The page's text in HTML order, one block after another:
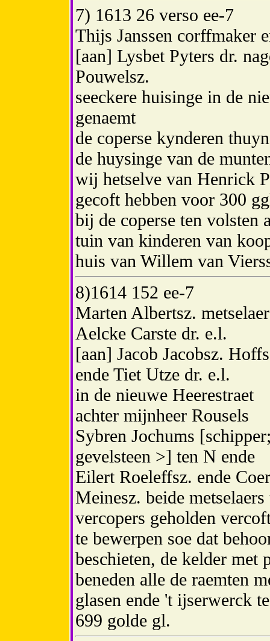
7) 1613 26 verso ee-7
Thijs Janssen corffmaker
[aan] Lysbet Pyters dr.
Pouwelsz.
seeckere huisinge in de
genaemt
de coperse kynderen
de huysinge van de
wij hetselve van Henrick
gecoft hebben voor 300
bij de coperse ten volsten
tuin van kinderen van
huis van Willem van
8)1614 152 ee-7
Marten Albertsz.
Aelcke Carste dr. e.l.
[aan] Jacob Jacobsz.
ende Tiet Utze dr. e.l.
in de nieuwe Heerestraet
achter mijnheer Rousels
Sybren Jochums
gevelsteen >] ten N ende
Eilert Roeleffsz. ende
Meinesz. beide
vercopers geholden
te bewerpen soe dat
beschieten, de kelder met
beneden alle de raemten
glasen ende 't ijserwerck
699 golde gl.